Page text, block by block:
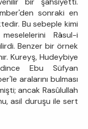
sonraki en
Bu sebeple kimi
Râsul-i
Benzer bir örnek
Kureyş, Hudeybiye
Ebu Süfyan
aralarını bulması
ancak Rasûlullah
asil duruşu ile sert